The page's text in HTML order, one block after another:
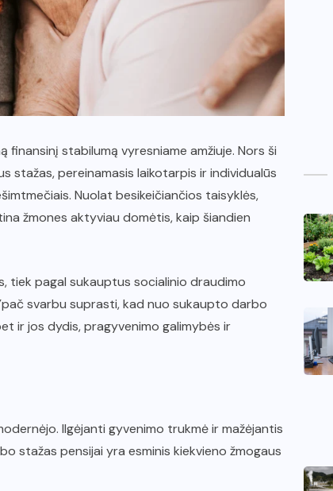
stabilumą vyresniame amžiuje. Nors ši
stažas, pereinamasis laikotarpis ir individualūs
Nuolat besikeičiančios taisyklės,
žmones aktyviau domėtis, kaip šiandien
tiek pagal sukauptus socialinio draudimo
svarbu suprasti, kad nuo sukaupto darbo
ir jos dydis, pragyvenimo galimybės ir
Ilgėjanti gyvenimo trukmė ir mažėjantis
stažas pensijai yra esminis kiekvieno žmogaus